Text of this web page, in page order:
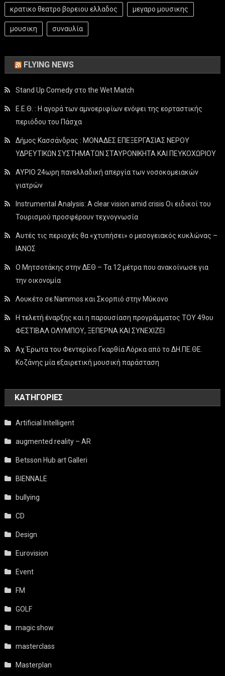
κρατικο θεατρο βορειου ελλαδος μεγαρο μουσικης
μουσικη συναυλία
FLYING NEWS
Stand Up Comedy στο the Wet Match
Ε.Ε.Θ. : Η αγορά των αμνοεριφίων ενόψει της εορταστικής
περιόδου του Πάσχα
Δήμος Κασσάνδρας : ΜΟΝΑΔΕΣ ΕΠΕΞΕΡΓΑΣΙΑΣ ΝΕΡΟΥ
ΥΔΡΕΥΤΙΚΩΝ ΣΥΣΤΗΜΑΤΩΝ ΣΤΑΥΡΟΝΙΚΗΤΑ ΚΑΙ ΠΕΥΚΟΧΩΡΙΟΥ
ΑΥΡΙΟ 24ωρη πανελλαδική απεργία των νοσοκομειακών
γιατρών
Instrumental Analysis: A clear vision amid crisis Οι ειδικοί του
Τουρισμού προσφέρουν τεχνογνωσία
Αυτές τις περιοχές θα «χτυπήσει» ο μεσογειακός κυκλώνας –
ΙΑΝΟΣ
Ο Μητσοτάκης στην ΔΕΘ – Τα 12 μέτρα που ανακοίνωσε για
την οικονομία
Λουκέτο σε Nammos και Σκορπιό στην Μύκονο
Η τελετή έναρξης και η παρουσίαση προγράμματος ΤΟΥ 49ου
ΦΕΣΤΙΒΑΛ ΟΛΥΜΠΟΥ, ΞΕΠΕΡΝΑ ΚΑΙ ΣΥΝΕΧΙΖΕΙ
Αχ Έρωτα του Φεντερίκο Γκαρθία Λόρκα από το ΔΗ.ΠΕ.ΘΕ.
Κοζάνης μία εξαιρετική μουσική παράσταση
KΑΤΗΓΟΡΊΕΣ
Artificial Intelligent
augmented reality – AR
Betsson Hub art Galleri
BIENNALE
bullying
CD
Design
Eurovision
Event
FM
GOLF
magic show
masterclass
Masterplan